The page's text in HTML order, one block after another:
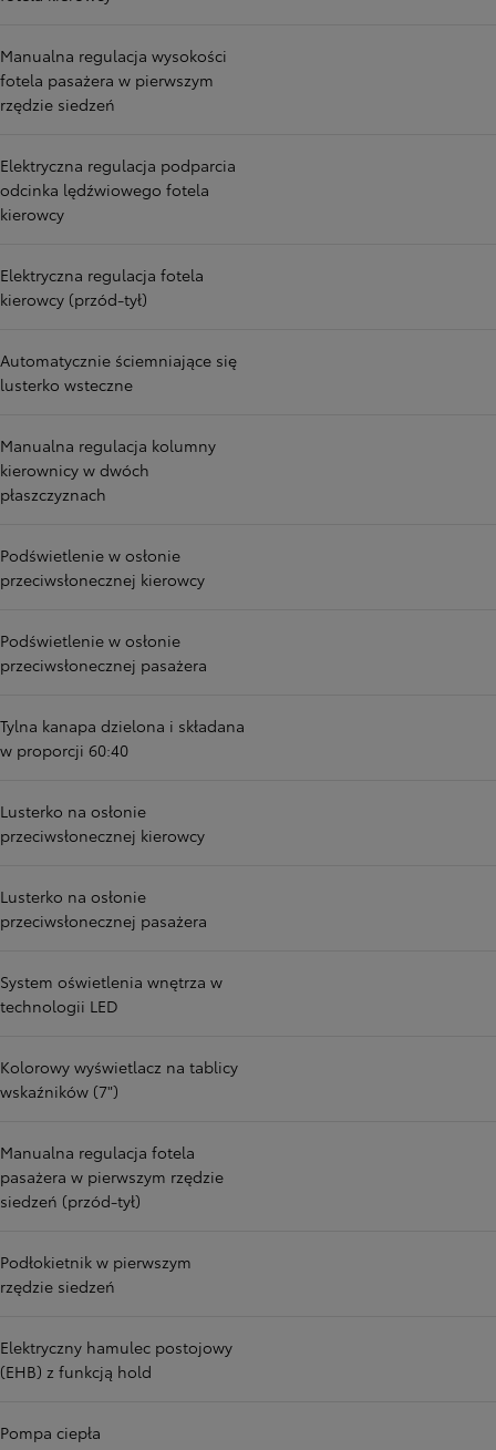
Manualna regulacja wysokości
fotela pasażera w pierwszym
rzędzie siedzeń
Elektryczna regulacja podparcia
odcinka lędźwiowego fotela
kierowcy
Elektryczna regulacja fotela
kierowcy (przód-tył)
Automatycznie ściemniające się
lusterko wsteczne
Manualna regulacja kolumny
kierownicy w dwóch
płaszczyznach
Podświetlenie w osłonie
przeciwsłonecznej kierowcy
Podświetlenie w osłonie
przeciwsłonecznej pasażera
Tylna kanapa dzielona i składana
w proporcji 60:40
Lusterko na osłonie
przeciwsłonecznej kierowcy
Lusterko na osłonie
przeciwsłonecznej pasażera
System oświetlenia wnętrza w
technologii LED
Kolorowy wyświetlacz na tablicy
wskaźników (7")
Manualna regulacja fotela
pasażera w pierwszym rzędzie
siedzeń (przód-tył)
Podłokietnik w pierwszym
rzędzie siedzeń
Elektryczny hamulec postojowy
(EHB) z funkcją hold
Pompa ciepła